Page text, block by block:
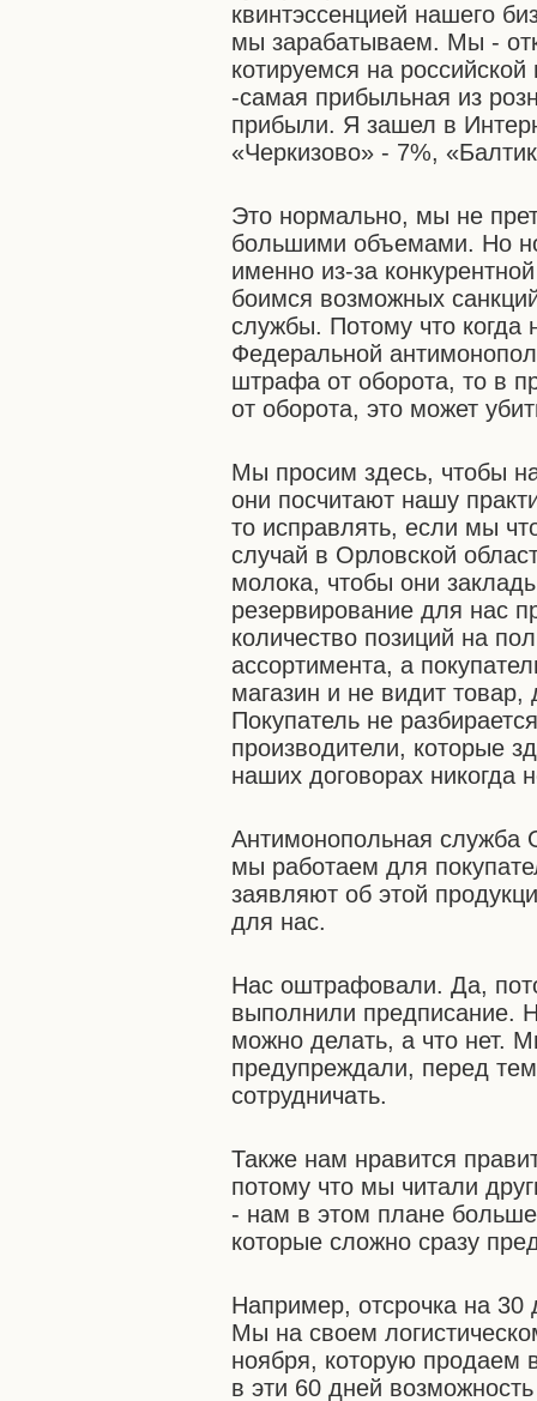
квинтэссенцией нашего
мы зарабатываем. Мы -
котируемся на
-самая прибыльная из
прибыли. Я зашел в
«Черкизово» - 7%,
Это нормально, мы не
большими объемами. Но
именно из-за
боимся возможных
службы. Потому что когда
Федеральной
штрафа от оборота, то в
от оборота, это может
Мы просим здесь, чтобы
они посчитают нашу
то исправлять, если мы
случай в Орловской
молока, чтобы они
резервирование для нас
количество позиций на
ассортимента, а
магазин и не видит
Покупатель не
производители, которые
наших договорах
Антимонопольная служба
мы работаем для
заявляют об этой
для нас.
Нас оштрафовали. Да,
выполнили предписание.
можно делать, а что нет.
предупреждали, перед
сотрудничать.
Также нам нравится
потому что мы читали
- нам в этом плане
которые сложно сразу
Например, отсрочка на 30
Мы на своем
ноября, которую продаем
в эти 60 дней